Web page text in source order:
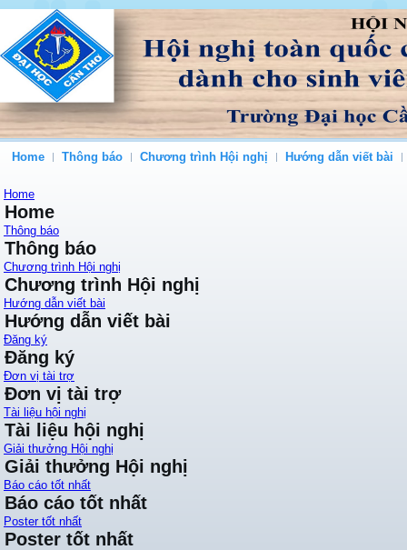
Home Thông báo Chương trình Hội nghị Hướng dẫn viết bài
Home
Home
Thông báo
Thông báo
Chương trình Hội nghị
Chương trình Hội nghị
Hướng dẫn viết bài
Hướng dẫn viết bài
Đăng ký
Đăng ký
Đơn vị tài trợ
Đơn vị tài trợ
Tài liệu hội nghị
Tài liệu hội nghị
Giải thưởng Hội nghị
Giải thưởng Hội nghị
Báo cáo tốt nhất
Báo cáo tốt nhất
Poster tốt nhất
Poster tốt nhất